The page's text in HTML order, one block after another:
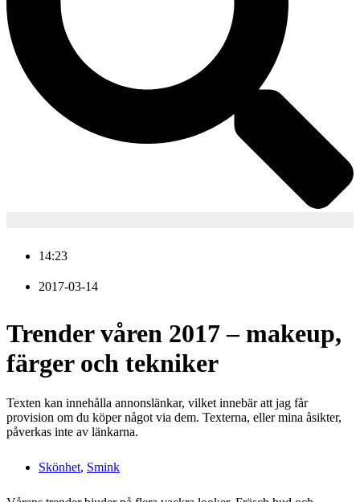
14:23
2017-03-14
Trender våren 2017 – makeup,
färger och tekniker
Texten kan innehålla annonslänkar, vilket innebär att jag får
provision om du köper något via dem. Texterna, eller mina åsikter,
påverkas inte av länkarna.
Skönhet, Smink